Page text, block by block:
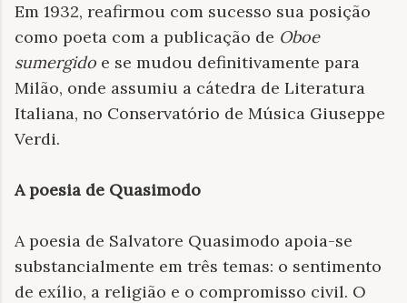
Em 1932, reafirmou com sucesso sua posição
como poeta com a publicação de Oboe
sumergido e se mudou definitivamente para
Milão, onde assumiu a cátedra de Literatura
Italiana, no Conservatório de Música Giuseppe
Verdi.
A poesia de Quasimodo
A poesia de Salvatore Quasimodo apoia-se
substancialmente em três temas: o sentimento
de exílio, a religião e o compromisso civil. O